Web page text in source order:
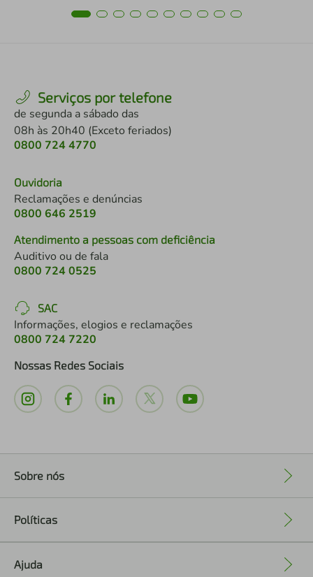
Serviços por telefone
de segunda a sábado das
08h às 20h40 (Exceto feriados)
0800 724 4770
Ouvidoria
Reclamações e denúncias
0800 646 2519
Atendimento a pessoas com deficiência
Auditivo ou de fala
0800 724 0525
SAC
Informações, elogios e reclamações
0800 724 7220
Nossas Redes Sociais
Sobre nós
Políticas
Ajuda